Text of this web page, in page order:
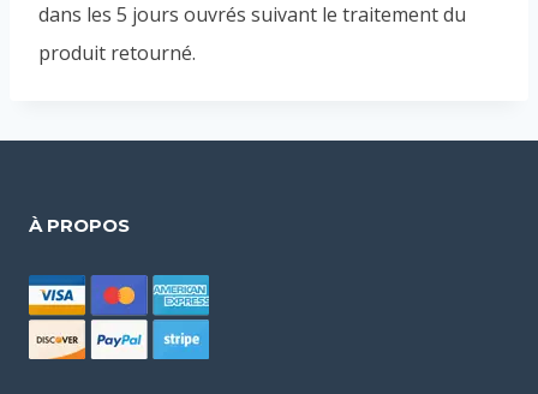
dans les 5 jours ouvrés suivant le traitement du
produit retourné.
À PROPOS